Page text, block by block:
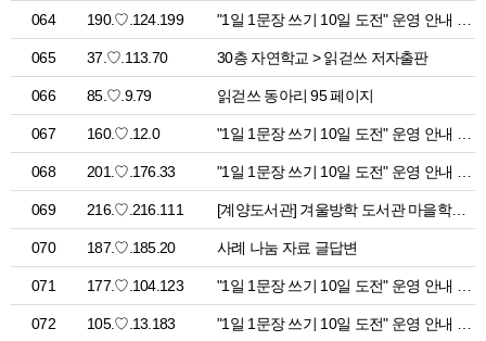
064 190.♡.124.199
065 37.♡.113.70 30층 자연학교 > 읽걷쓰 저자출판
066 85.♡.9.79 읽걷쓰 동아리 95 페이지
067 160.♡.12.0
068 201.♡.176.33
069 216.♡.216.111 [계양도서관] 겨울방학 도서관 마을학교 > 오늘은 어디서 읽걷쓰
070 187.♡.185.20 사례 나눔 자료 글답변
071 177.♡.104.123
072 105.♡.13.183